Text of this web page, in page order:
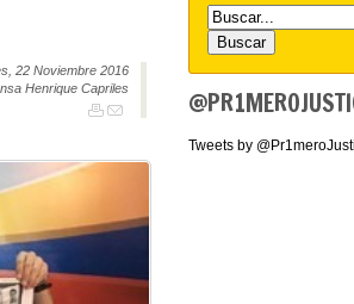
22 Noviembre 2016
Henrique Capriles
Tweets by